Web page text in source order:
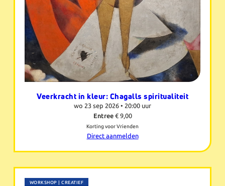
Veerkracht in kleur: Chagalls spiritualiteit
wo 23 sep 2026 • 20:00 uur
Entree€ 9,00
Korting voor Vrienden
Direct aanmelden
WORKSHOP | CREATIEF